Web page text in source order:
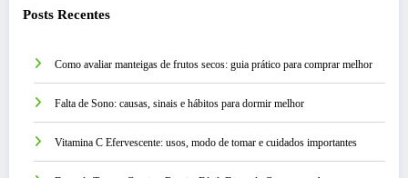
Posts Recentes
Como avaliar manteigas de frutos secos: guia prático para comprar melhor
Falta de Sono: causas, sinais e hábitos para dormir melhor
Vitamina C Efervescente: usos, modo de tomar e cuidados importantes